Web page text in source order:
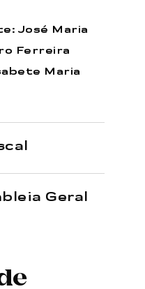
José Maria
Ferreira
Maria
Geral